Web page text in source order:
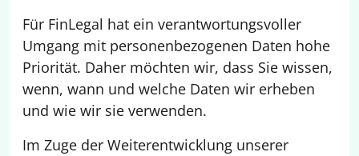
Für FinLegal hat ein verantwortungsvoller
Umgang mit personenbezogenen Daten hohe
Priorität. Daher möchten wir, dass Sie wissen,
wenn, wann und welche Daten wir erheben
und wie wir sie verwenden.
Im Zuge der Weiterentwicklung unserer